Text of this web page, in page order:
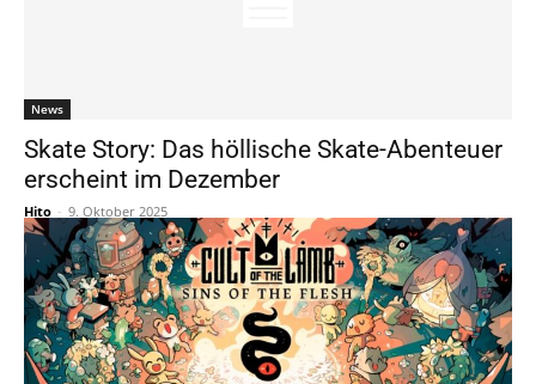
News
Skate Story: Das höllische Skate-Abenteuer
erscheint im Dezember
Hito - 9. Oktober 2025